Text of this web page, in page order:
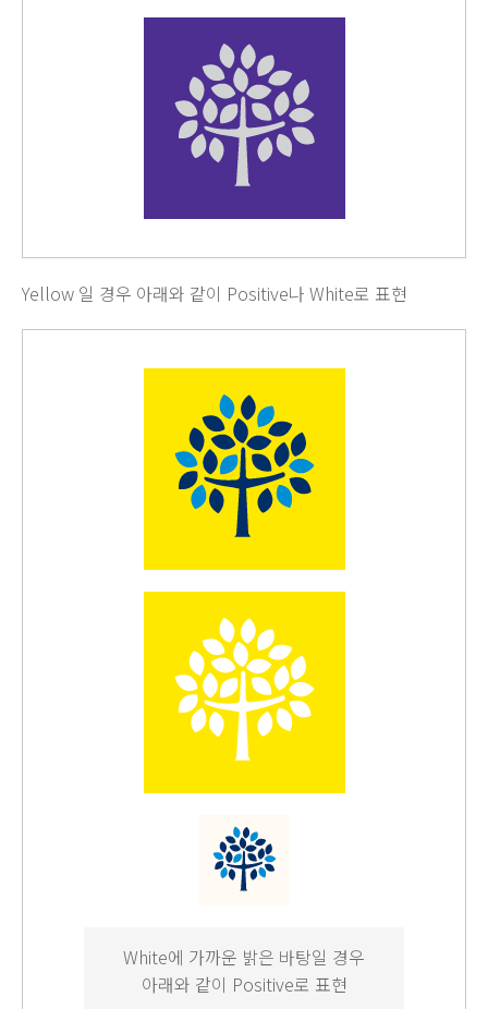
Yellow 일 경우 아래와 같이 Positive나 White로 표현
White에 가까운 밝은 바탕일 경우
아래와 같이 Positive로 표현